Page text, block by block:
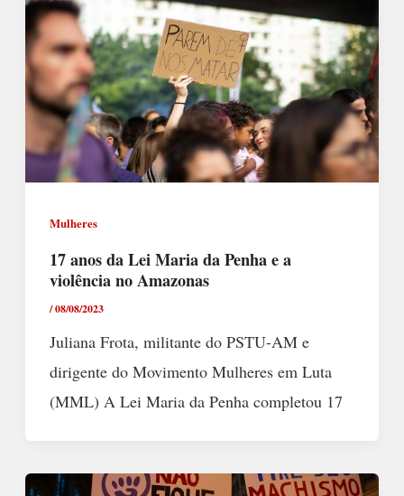
Mulheres
17 anos da Lei Maria da Penha e a
violência no Amazonas
/08/08/2023
Juliana Frota, militante do PSTU-AM e
dirigente do Movimento Mulheres em Luta
(MML) A Lei Maria da Penha completou 17